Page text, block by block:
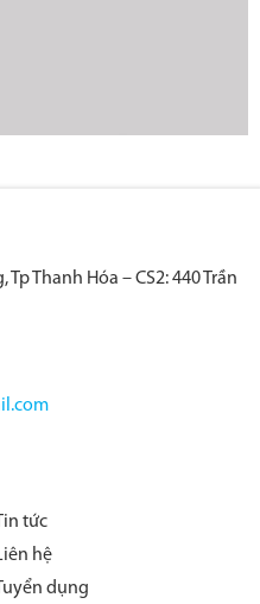
Thanh Hóa – CS2: 440 Trần
tức
hệ
dụng